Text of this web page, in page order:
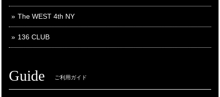
The WEST 4th NY
136 CLUB
Guide ご利用ガイド